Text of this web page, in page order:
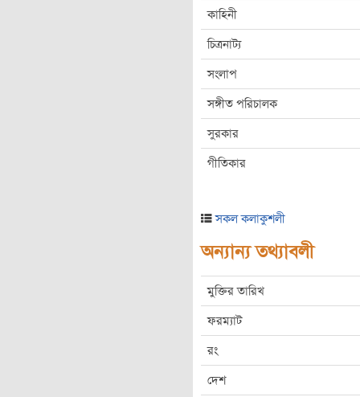
কাহিনী
চিত্রনাট্য
সংলাপ
সঙ্গীত পরিচালক
সুরকার
গীতিকার
সকল কলাকুশলী
অন্যান্য তথ্যাবলী
মুক্তির তারিখ
ফরম্যাট
রং
দেশ